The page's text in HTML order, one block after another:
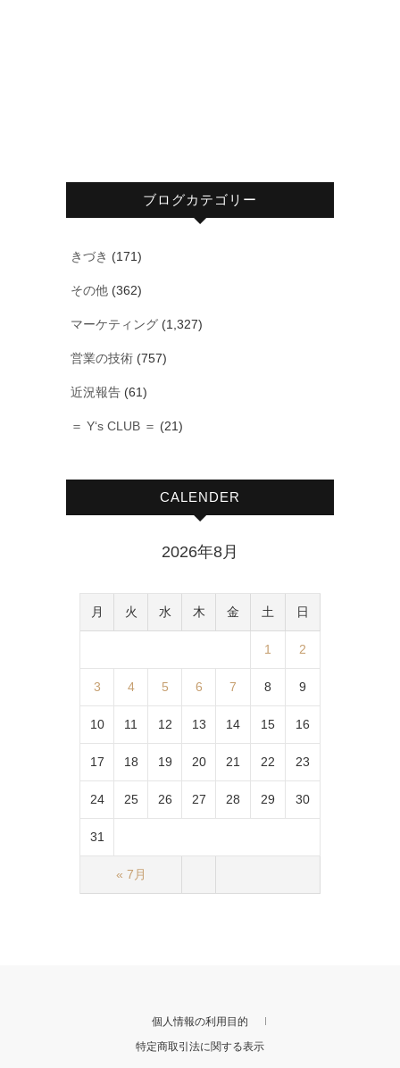
ブログカテゴリー
きづき (171)
その他 (362)
マーケティング (1,327)
営業の技術 (757)
近況報告 (61)
＝ Y‘s CLUB ＝ (21)
CALENDER
2026年8月
月 火 水 木 金 土 日
« 7月
1 2
3 4 5 6 7 8 9
10 11 12 13 14 15 16
17 18 19 20 21 22 23
24 25 26 27 28 29 30
31
個人情報の利用目的
特定商取引法に関する表示